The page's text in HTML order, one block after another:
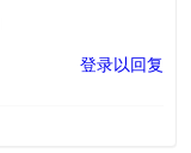
登录以回复